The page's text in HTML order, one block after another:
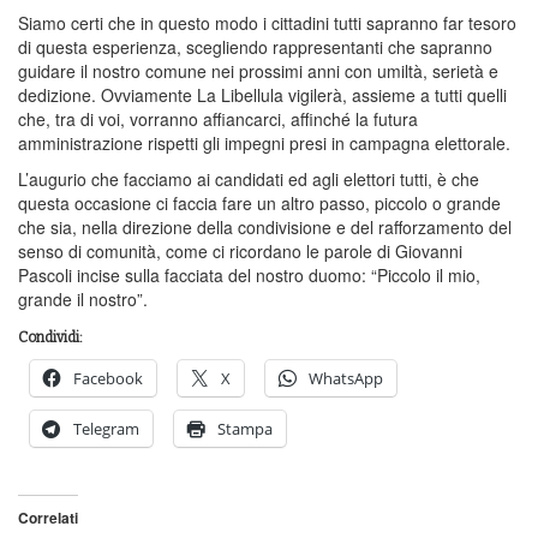
Siamo certi che in questo modo i cittadini tutti sapranno far tesoro
di questa esperienza, scegliendo rappresentanti che sapranno
guidare il nostro comune nei prossimi anni con umiltà, serietà e
dedizione. Ovviamente La Libellula vigilerà, assieme a tutti quelli
che, tra di voi, vorranno affiancarci, affinché la futura
amministrazione rispetti gli impegni presi in campagna elettorale.
L’augurio che facciamo ai candidati ed agli elettori tutti, è che
questa occasione ci faccia fare un altro passo, piccolo o grande
che sia, nella direzione della condivisione e del rafforzamento del
senso di comunità, come ci ricordano le parole di Giovanni
Pascoli incise sulla facciata del nostro duomo: “Piccolo il mio,
grande il nostro”.
Condividi:
Facebook X WhatsApp
Telegram Stampa
Correlati